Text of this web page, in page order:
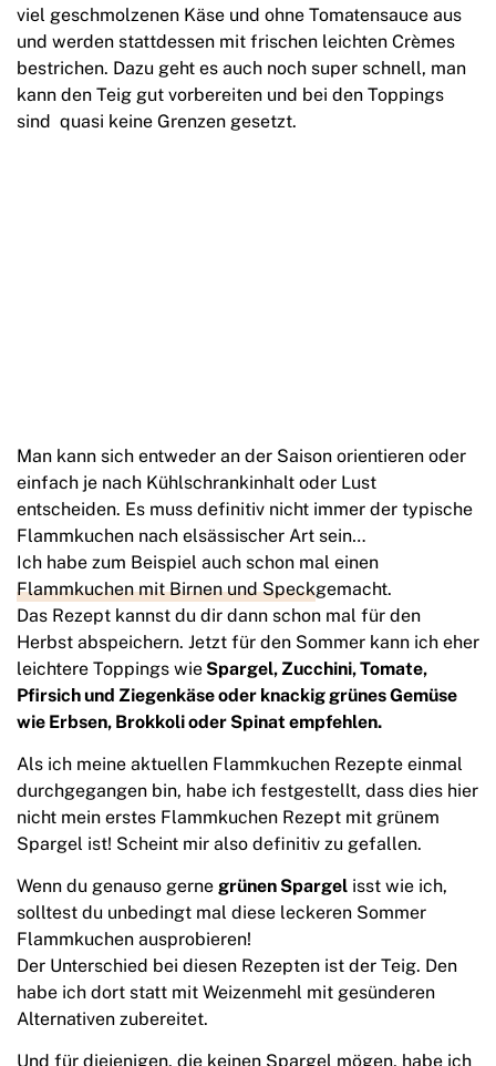
viel geschmolzenen Käse und ohne Tomatensauce aus
und werden stattdessen mit frischen leichten Crèmes
bestrichen. Dazu geht es auch noch super schnell, man
kann den Teig gut vorbereiten und bei den Toppings
sind quasi keine Grenzen gesetzt.
Man kann sich entweder an der Saison orientieren oder
einfach je nach Kühlschrankinhalt oder Lust
entscheiden. Es muss definitiv nicht immer der typische
Flammkuchen nach elsässischer Art sein…
Ich habe zum Beispiel auch schon mal einen
Flammkuchen mit Birnen und Speckgemacht.
Das Rezept kannst du dir dann schon mal für den
Herbst abspeichern. Jetzt für den Sommer kann ich eher
leichtere Toppings wie Spargel, Zucchini, Tomate,
Pfirsich und Ziegenkäse oder knackig grünes Gemüse
wie Erbsen, Brokkoli oder Spinat empfehlen.
Als ich meine aktuellen Flammkuchen Rezepte einmal
durchgegangen bin, habe ich festgestellt, dass dies hier
nicht mein erstes Flammkuchen Rezept mit grünem
Spargel ist! Scheint mir also definitiv zu gefallen.
Wenn du genauso gerne grünen Spargel isst wie ich,
solltest du unbedingt mal diese leckeren Sommer
Flammkuchen ausprobieren!
Der Unterschied bei diesen Rezepten ist der Teig. Den
habe ich dort statt mit Weizenmehl mit gesünderen
Alternativen zubereitet.
Und für diejenigen, die keinen Spargel mögen, habe ich